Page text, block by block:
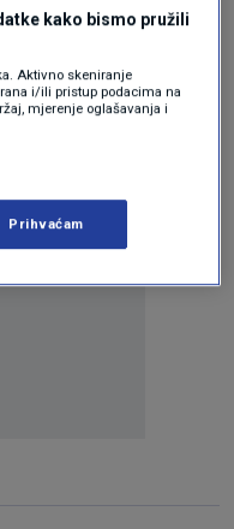
kako bismo pružili
Aktivno skeniranje
i/ili pristup podacima na
mjerenje oglašavanja i
Prihvaćam